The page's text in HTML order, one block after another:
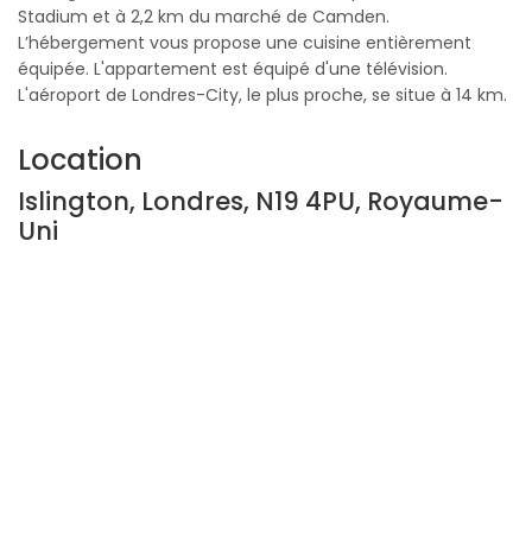
Stadium et à 2,2 km du marché de Camden.
L’hébergement vous propose une cuisine entièrement
équipée. L'appartement est équipé d'une télévision.
L'aéroport de Londres-City, le plus proche, se situe à 14 km.
Location
Islington, Londres, N19 4PU, Royaume-
Uni